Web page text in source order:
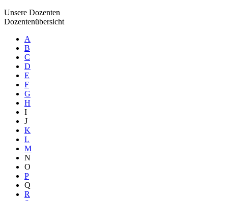
Unsere Dozenten
Dozentenübersicht
A
B
C
D
E
F
G
H
I
J
K
L
M
N
O
P
Q
R